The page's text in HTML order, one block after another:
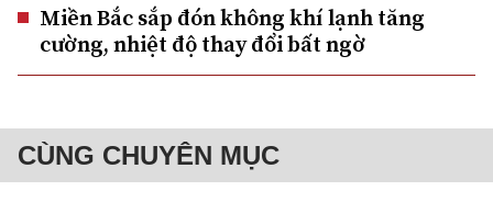
Miền Bắc sắp đón không khí lạnh tăng
cường, nhiệt độ thay đổi bất ngờ
CÙNG CHUYÊN MỤC